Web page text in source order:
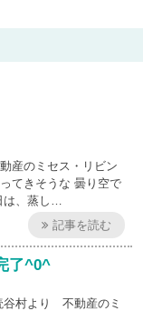
産のミセス・リビン
てきそうな 曇り空で
、蒸し…
記事を読む
了^0^
谷村より 不動産のミ